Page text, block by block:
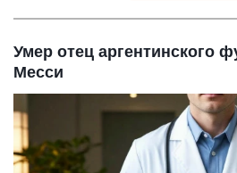
Умер отец аргентинского
Месси